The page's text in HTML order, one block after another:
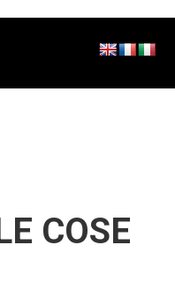
COSE